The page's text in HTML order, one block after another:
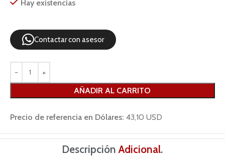
Hay existencias
Contactar con asesor
AÑADIR AL CARRITO
Precio de referencia en Dólares: 43,10 USD
DescripciónAdicional.